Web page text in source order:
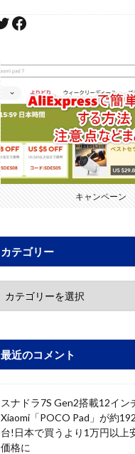
キャンペーン
カテゴリー
最近のコメント
スナドラ7S Gen2搭載12イン
Xiaomi「POCO Pad」が約
台!日本で買うより1万円以上
価格に